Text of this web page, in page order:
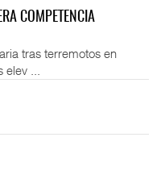
COMPETENCIA
tras terremotos en
...